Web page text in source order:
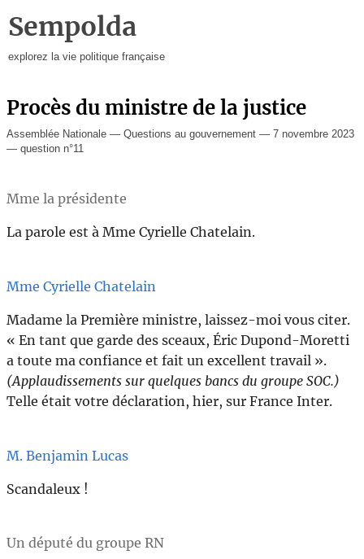
Sempolda
explorez la vie politique française
Procès du ministre de la justice
Assemblée Nationale — Questions au gouvernement — 7 novembre 2023
— question n°11
Mme la présidente
La parole est à Mme Cyrielle Chatelain.
Mme Cyrielle Chatelain
Madame la Première ministre, laissez-moi vous citer.
« En tant que garde des sceaux, Éric Dupond-Moretti
a toute ma confiance et fait un excellent travail ».
(Applaudissements sur quelques bancs du groupe SOC.)
Telle était votre déclaration, hier, sur France Inter.
M. Benjamin Lucas
Scandaleux !
Un député du groupe RN